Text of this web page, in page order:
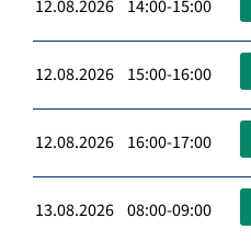
12.08.2026 14:00-15:00
12.08.2026 15:00-16:00
12.08.2026 16:00-17:00
13.08.2026 08:00-09:00